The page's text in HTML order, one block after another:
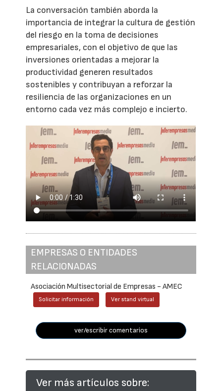
La conversación también aborda la
importancia de integrar la cultura de gestión
del riesgo en la toma de decisiones
empresariales, con el objetivo de que las
inversiones orientadas a mejorar la
productividad generen resultados
sostenibles y contribuyan a reforzar la
resiliencia de las organizaciones en un
entorno cada vez más complejo e incierto.
EMPRESAS O ENTIDADES
RELACIONADAS
Asociación Multisectorial de Empresas - AMEC
Solicitar información Ver stand virtual
ver/escribir comentarios
Ver más artículos sobre: